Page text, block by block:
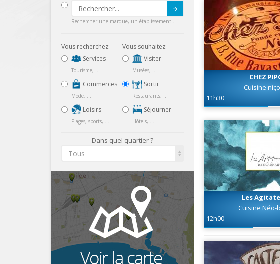
Rechercher une marque, un établissement...
Vous recherchez:
Services
Tourisme, ...
Commerces
Mode, ...
Loisirs
Plages, sports, ...
Vous souhaitez:
Visiter
Musées, ...
Sortir
Restaurants, ...
Séjourner
Hôtels, ...
Dans quel quartier ?
Tous
CHEZ
Cuisine
11h30
Les
Cuisine Néo-
12h00